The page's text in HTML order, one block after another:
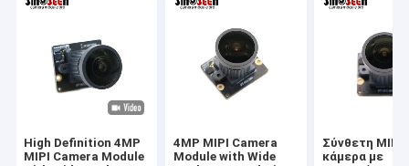
High Definition 4MP
MIPI Camera Module
4MP MIPI Camera
Module with Wide
Σύνθετη MIPI
κάμερα με